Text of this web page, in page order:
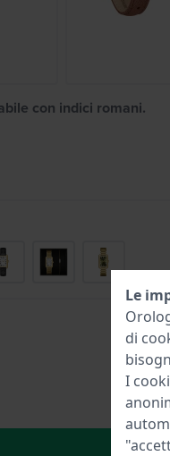
con indici romani.
Le
di
I